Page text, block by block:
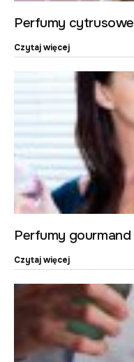
Perfumy cytrusowe
Czytaj więcej
Perfumy gourmand
Czytaj więcej